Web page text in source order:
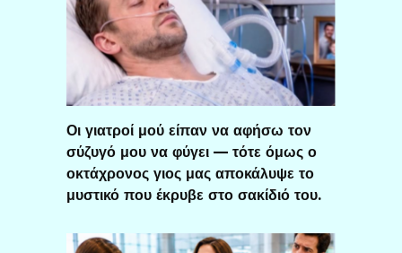
Οι γιατροί μού είπαν να αφήσω τον
σύζυγό μου να φύγει — τότε όμως ο
οκτάχρονος γιος μας αποκάλυψε το
μυστικό που έκρυβε στο σακίδιό του.